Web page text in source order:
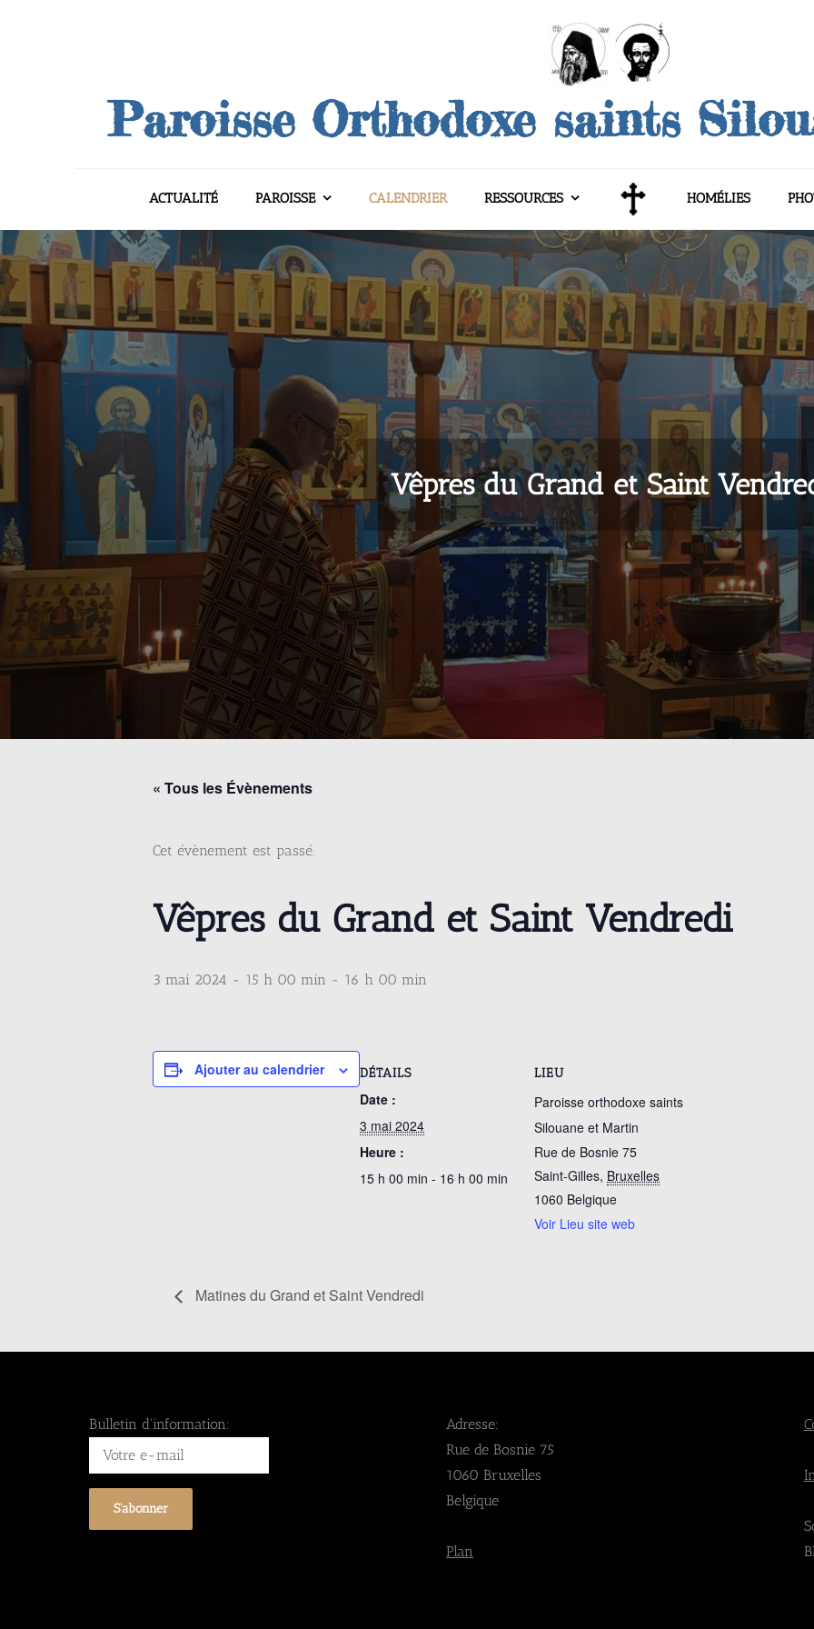
Paroisse Orthodoxe saints
ACTUALITÉ PAROISSE CALENDRIER RESSOURCES HOMÉLIES
Vêpres du Grand et Saint
« Tous les Évènements
Cet évènement est passé.
Vêpres du Grand et Saint Vendredi
3 mai 2024 - 15 h 00 min - 16 h 00 min
Ajouter au calendrier DÉTAILS
Date :
3 mai 2024
Heure :
15 h 00 min - 16 h 00 min
LIEU
Paroisse orthodoxe saints
Silouane et Martin
Rue de Bosnie 75
Saint-Gilles, Bruxelles
1060 Belgique
Voir Lieu site web
Matines du Grand et Saint Vendredi
Bulletin d'information:
Adresse:
Rue de Bosnie 75
1060 Bruxelles
Belgique
Plan